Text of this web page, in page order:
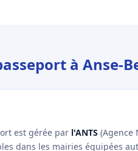
à Anse-
est gérée par l'ANTS (Agence
dans les mairies équipées